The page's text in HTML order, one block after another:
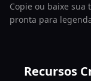
Copie ou baixe sua
pronta para
Recursos